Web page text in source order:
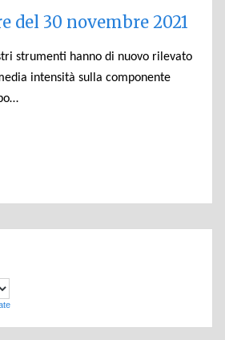
del 30 novembre 2021
strumenti hanno di nuovo rilevato
intensità sulla componente